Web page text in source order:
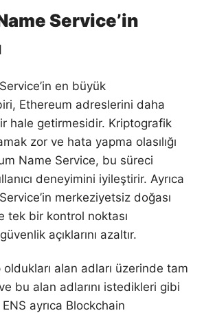
Service’in
en büyük
Ethereum adreslerini daha
hale getirmesidir. Kriptografik
zor ve hata yapma olasılığı
Name Service, bu süreci
deneyimini iyileştirir. Ayrıca
merkeziyetsiz doğası
tek bir kontrol noktası
açıklarını azaltır.
oldukları alan adları üzerinde tam
bu alan adlarını istedikleri gibi
ayrıca Blockchain